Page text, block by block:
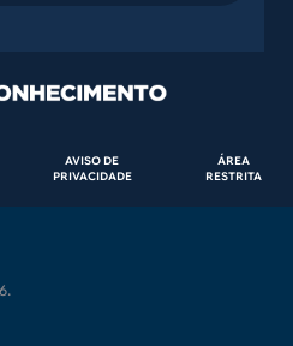
AVISO DE
PRIVACIDADE
ÁREA
RESTRITA